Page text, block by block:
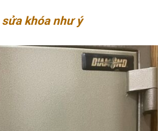
sửa khóa như ý